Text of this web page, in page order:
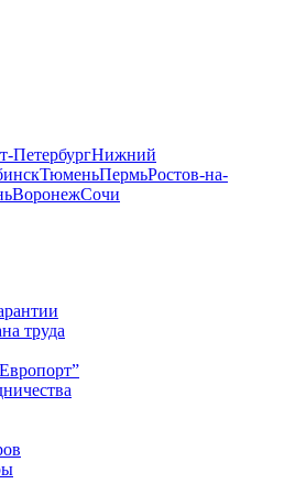
ПетербургНижний
ТюменьПермьРостов-на-
ВоронежСочи
труда